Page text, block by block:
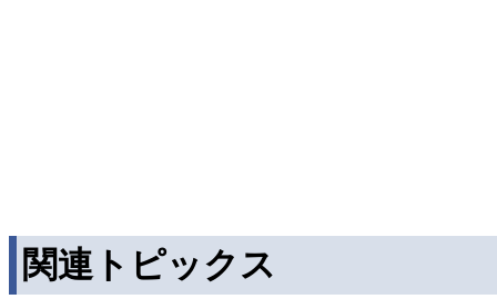
関連トピックス